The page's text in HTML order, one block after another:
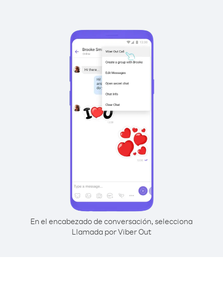
En el encabezado de conversación, selecciona
Llamada por Viber Out